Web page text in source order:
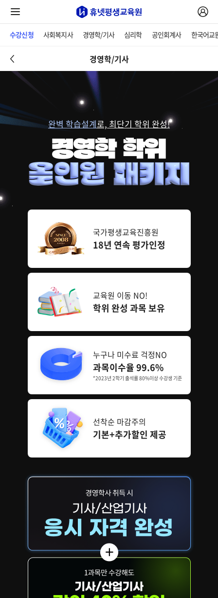
수강신청 사회복지사 경영학/기사 심리학 공인회계사 한국어교
경영학/기사
완벽 학습설계로, 최단기 학위 완성!
국가평생교육진흥원
18년 연속 평가인정
교육원 이동 NO!
학위 완성 과목 보유
누구나 미수료 걱정NO
과목이수율 99.6%
*2023년 2학기 출석률 80%이상 수강생 기준
선착순 마감주의
기본+추가할인 제공